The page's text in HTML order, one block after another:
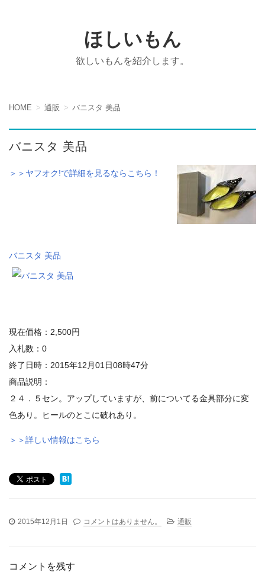
ほしいもん
欲しいもんを紹介します。
HOME 通販 バニスタ 美品
バニスタ 美品
＞＞ヤフオク!で詳細を見るならこちら！
バニスタ 美品
現在価格：2,500円
入札数：0
終了日時：2015年12月01日08時47分
商品説明：
２４．５セン。アップしていますが、前についてる金具部分に変
色あり。ヒールのとこに破れあり。
＞＞詳しい情報はこちら
2015年12月1日 コメントはありません。 通販
コメントを残す